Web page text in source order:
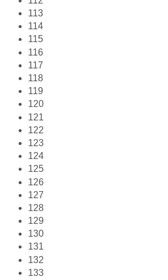
113
114
115
116
117
118
119
120
121
122
123
124
125
126
127
128
129
130
131
132
133